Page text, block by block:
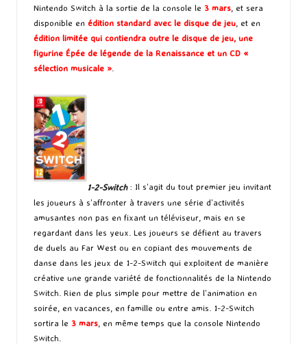
Nintendo Switch à la sortie de la console le 3 mars, et sera
disponible en édition standard avec le disque de jeu, et en
édition limitée qui contiendra outre le disque de jeu, une
figurine Épée de légende de la Renaissance et un CD «
sélection musicale ».
1-2-Switch: Il s’agit du tout premier jeu invitant
les joueurs à s’affronter à travers une série d’activités
amusantes non pas en fixant un téléviseur, mais en se
regardant dans les yeux. Les joueurs se défient au travers
de duels au Far West ou en copiant des mouvements de
danse dans les jeux de 1-2-Switch qui exploitent de manière
créative une grande variété de fonctionnalités de la Nintendo
Switch. Rien de plus simple pour mettre de l’animation en
soirée, en vacances, en famille ou entre amis. 1-2-Switch
sortira le 3 mars , en même temps que la console Nintendo
Switch.